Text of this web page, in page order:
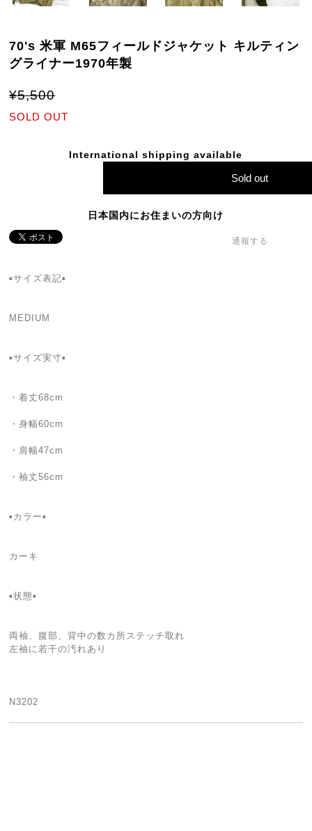
70's 米軍 M65フィールドジャケット キルティン
グライナー1970年製
¥5,500
SOLD OUT
International shipping available
Sold out
日本国内にお住まいの方向け
通報する
▪️サイズ表記▪️
MEDIUM
▪️サイズ実寸▪️
・着丈68cm
・身幅60cm
・肩幅47cm
・袖丈56cm
▪️カラー▪️
カーキ
▪️状態▪️
両袖、腹部、背中の数カ所ステッチ取れ
左袖に若干の汚れあり
N3202